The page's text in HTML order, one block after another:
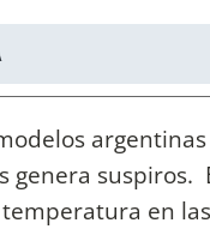
genera suspiros.
en